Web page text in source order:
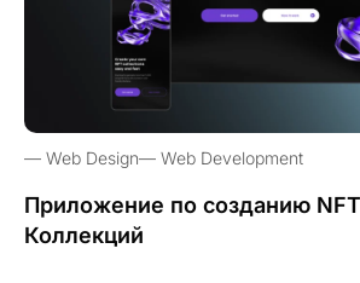
Web Design Web Development
Приложение по созданию
Коллекций